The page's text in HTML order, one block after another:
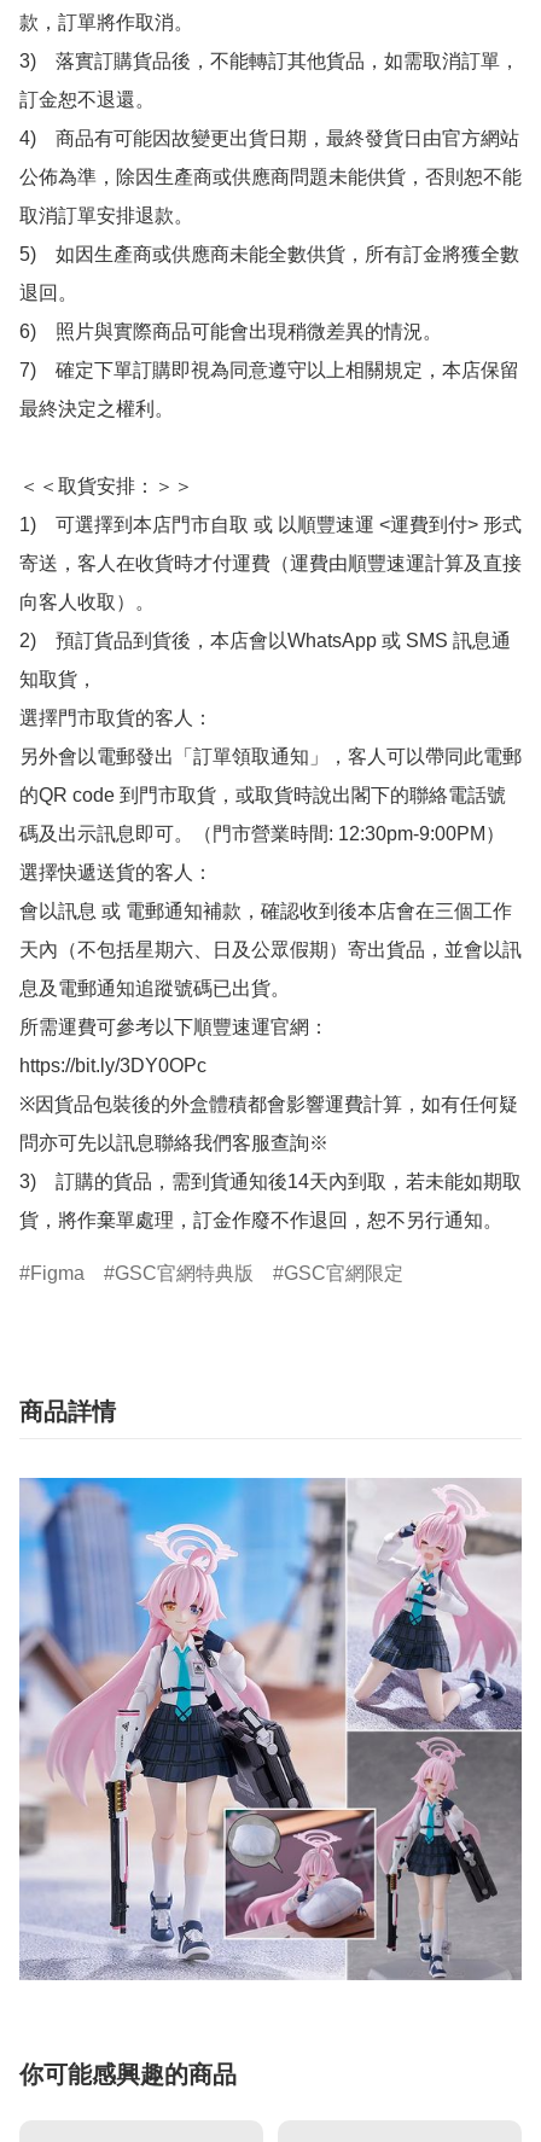
款，訂單將作取消。
3)　落實訂購貨品後，不能轉訂其他貨品，如需取消訂單，
訂金恕不退還。
4)　商品有可能因故變更出貨日期，最終發貨日由官方網站
公佈為準，除因生產商或供應商問題未能供貨，否則恕不能
取消訂單安排退款。
5)　如因生產商或供應商未能全數供貨，所有訂金將獲全數
退回。
6)　照片與實際商品可能會出現稍微差異的情況。
7)　確定下單訂購即視為同意遵守以上相關規定，本店保留
最終決定之權利。
＜＜取貨安排：＞＞
1)　可選擇到本店門市自取 或 以順豐速運 <運費到付> 形式
寄送，客人在收貨時才付運費（運費由順豐速運計算及直接
向客人收取）。
2)　預訂貨品到貨後，本店會以WhatsApp 或 SMS 訊息通
知取貨，
選擇門市取貨的客人：
另外會以電郵發出「訂單領取通知」，客人可以帶同此電郵
的QR code 到門市取貨，或取貨時說出閣下的聯絡電話號
碼及出示訊息即可。（門市營業時間: 12:30pm-9:00PM）
選擇快遞送貨的客人：
會以訊息 或 電郵通知補款，確認收到後本店會在三個工作
天內（不包括星期六、日及公眾假期）寄出貨品，並會以訊
息及電郵通知追蹤號碼已出貨。
所需運費可參考以下順豐速運官網：
https://bit.ly/3DY0OPc
※因貨品包裝後的外盒體積都會影響運費計算，如有任何疑
問亦可先以訊息聯絡我們客服查詢※
3)　訂購的貨品，需到貨通知後14天內到取，若未能如期取
貨，將作棄單處理，訂金作廢不作退回，恕不另行通知。
Figma GSC官網特典版 GSC官網限定
商品詳情
你可能感興趣的商品